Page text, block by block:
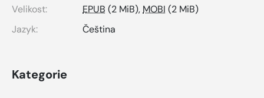
Velikost:
EPUB (2 MiB), MOBI (2 MiB)
Jazyk:
Čeština
Kategorie